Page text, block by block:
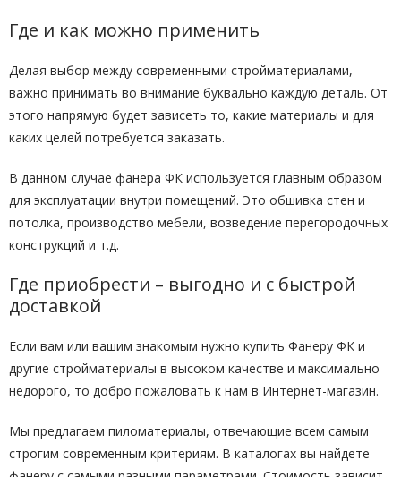
Где и как можно применить
Делая выбор между современными стройматериалами,
важно принимать во внимание буквально каждую деталь. От
этого напрямую будет зависеть то, какие материалы и для
каких целей потребуется заказать.
В данном случае фанера ФК используется главным образом
для эксплуатации внутри помещений. Это обшивка стен и
потолка, производство мебели, возведение перегородочных
конструкций и т.д.
Где приобрести – выгодно и с быстрой
доставкой
Если вам или вашим знакомым нужно купить Фанеру ФК и
другие стройматериалы в высоком качестве и максимально
недорого, то добро пожаловать к нам в Интернет-магазин.
Мы предлагаем пиломатериалы, отвечающие всем самым
строгим современным критериям. В каталогах вы найдете